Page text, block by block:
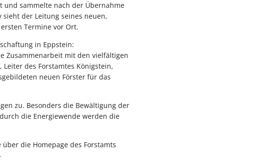
und sammelte nach der Übernahme
der Leitung seines neuen,
Termine vor Ort.
in Eppstein:
Zusammenarbeit mit den vielfältigen
des Forstamtes Königstein,
neuen Förster für das
zu. Besonders die Bewältigung der
die Energiewende werden die
die Homepage des Forstamts